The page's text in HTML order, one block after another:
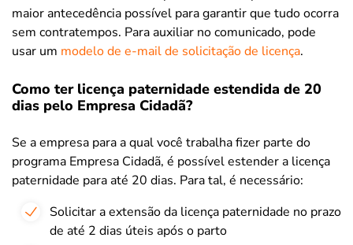
maior antecedência possível para garantir que tudo ocorra
sem contratempos. Para auxiliar no comunicado, pode
usar um modelo de e-mail de solicitação de licença.
Como ter licença paternidade estendida de 20
dias pelo Empresa Cidadã?
Se a empresa para a qual você trabalha fizer parte do
programa Empresa Cidadã, é possível estender a licença
paternidade para até 20 dias. Para tal, é necessário:
Solicitar a extensão da licença paternidade no prazo
de até 2 dias úteis após o parto